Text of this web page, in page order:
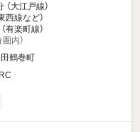
（大江戸線）
西線など）
有楽町線）
内）
鶴巻町